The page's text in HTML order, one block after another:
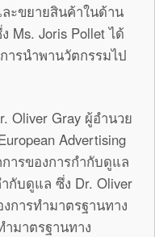
ะขยายสินค้าในด้าน
Ms. Joris Pollet ได้
ารนำพานวัตกรรมไป
Oliver Gray ผู้อำนวย
Advertising
ารของการกำกับดูแล
กับดูแล ซึ่ง Dr. Oliver
การทำมาตรฐานทาง
มาตรฐานทาง